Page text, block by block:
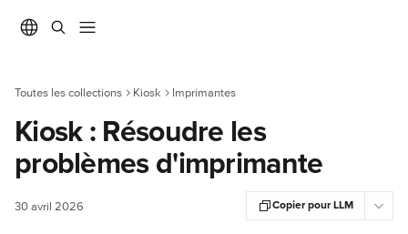
Toutes les collections Kiosk Imprimantes
Kiosk : Résoudre les
problèmes d'imprimante
30 avril 2026 Copier pour LLM